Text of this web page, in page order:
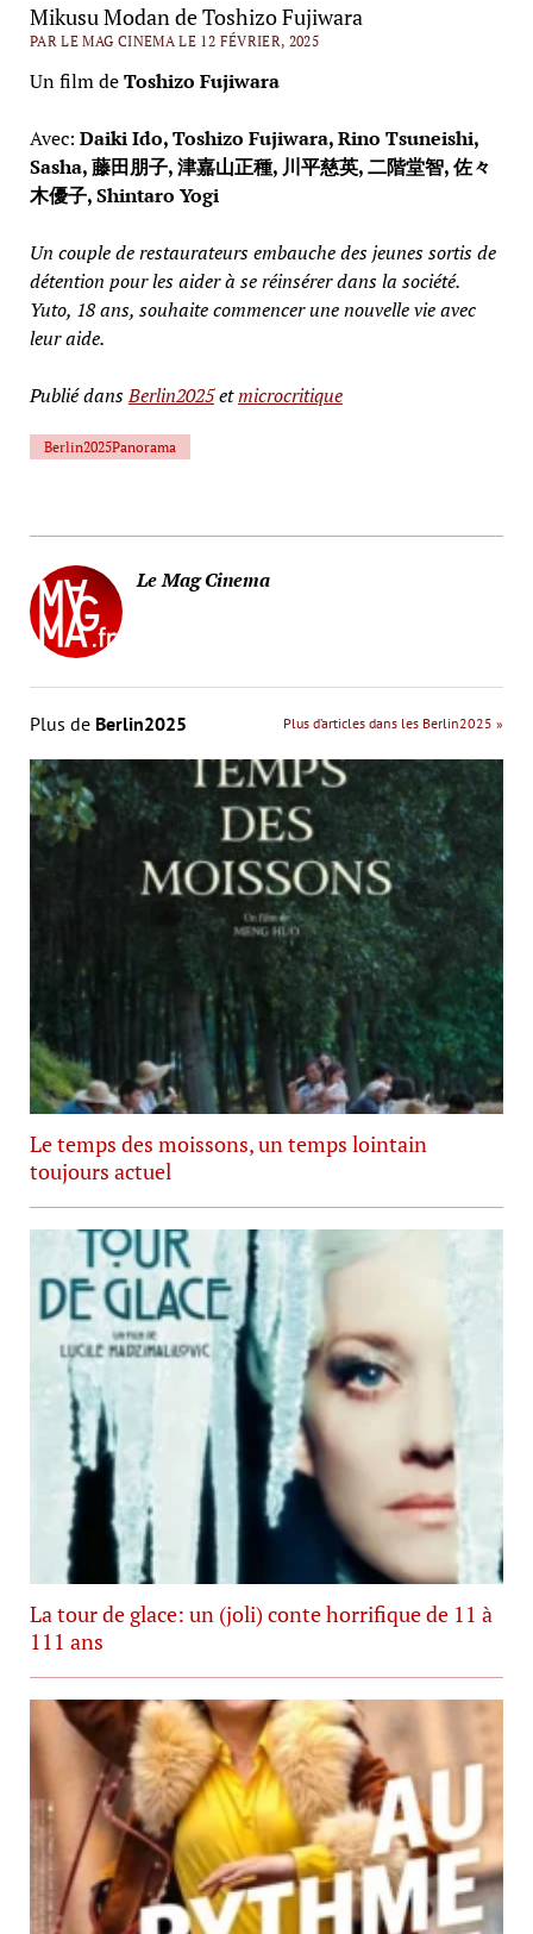
Mikusu Modan de Toshizo Fujiwara
PAR LE MAG CINEMA LE 12 FÉVRIER, 2025
Un film deToshizo Fujiwara
Avec: Daiki Ido, Toshizo Fujiwara, Rino Tsuneishi,
Sasha, 藤田朋子, 津嘉山正種, 川平慈英, 二階堂智, 佐々
木優子, Shintaro Yogi
Un couple de restaurateurs embauche des jeunes sortis de
détention pour les aider à se réinsérer dans la société.
Yuto, 18 ans, souhaite commencer une nouvelle vie avec
leur aide.
Publié dansBerlin2025etmicrocritique
Berlin2025Panorama
Le Mag Cinema
Plus de Berlin2025 Plus d’articles dans les Berlin2025 »
Le temps des moissons, un temps lointain
toujours actuel
La tour de glace: un (joli) conte horrifique de 11 à
111 ans